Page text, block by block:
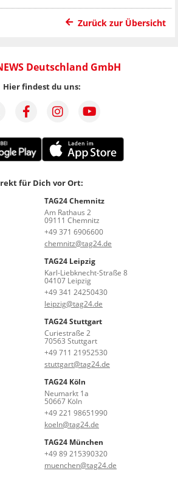
Zurück zur Übersicht
Deutschland GmbH
Hier findest du uns:
für Dich vor Ort:
TAG24 Chemnitz
Am Rathaus 2
09111 Chemnitz
+49 371 6906600
chemnitz@tag24.de
TAG24 Leipzig
Karl-Liebknecht-Straße 8
04107 Leipzig
+49 341 24250430
leipzig@tag24.de
TAG24 Stuttgart
Curiestraße 2
70563 Stuttgart
+49 711 21952530
stuttgart@tag24.de
TAG24 Köln
Neumarkt 1a
50667 Köln
+49 221 98651990
koeln@tag24.de
TAG24 München
+49 89 215390320
muenchen@tag24.de